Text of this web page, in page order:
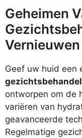
Geheimen
Geef uw huid een
ontworpen om de
variëren van
geavanceerde
Regelmatige